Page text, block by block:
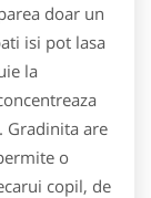
doar un
isi pot lasa
la
Gradinita are
o
copil, de